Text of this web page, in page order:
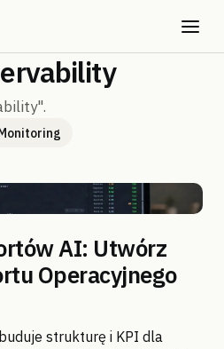
AI: Utwórz
Operacyjnego
strukturę i KPI dla